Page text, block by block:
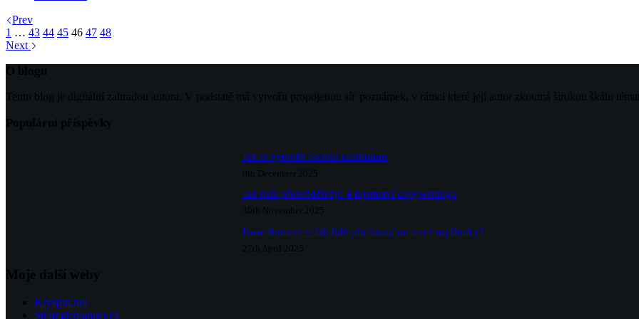
Prev
1 … 43 44 45 46 47 48
Next
O blogu
Tento blog je digitální zahradou autora. V podstatě má vytvořit propojenou síť poznámek, v rámci které její autor zkoumá širokou škálu
Populární příspěvky
Jak si vytvořit osobní kurikulum
9th December 2025
Jak psát přesvědčivěji: 4 tajemství copywritingu
30th November 2025
Isaac Asimov – Jak lidé přicházejí na nové myšlenky?
27th April 2025
Moje další weby
Kryspin.net
Strategicplanner.cz